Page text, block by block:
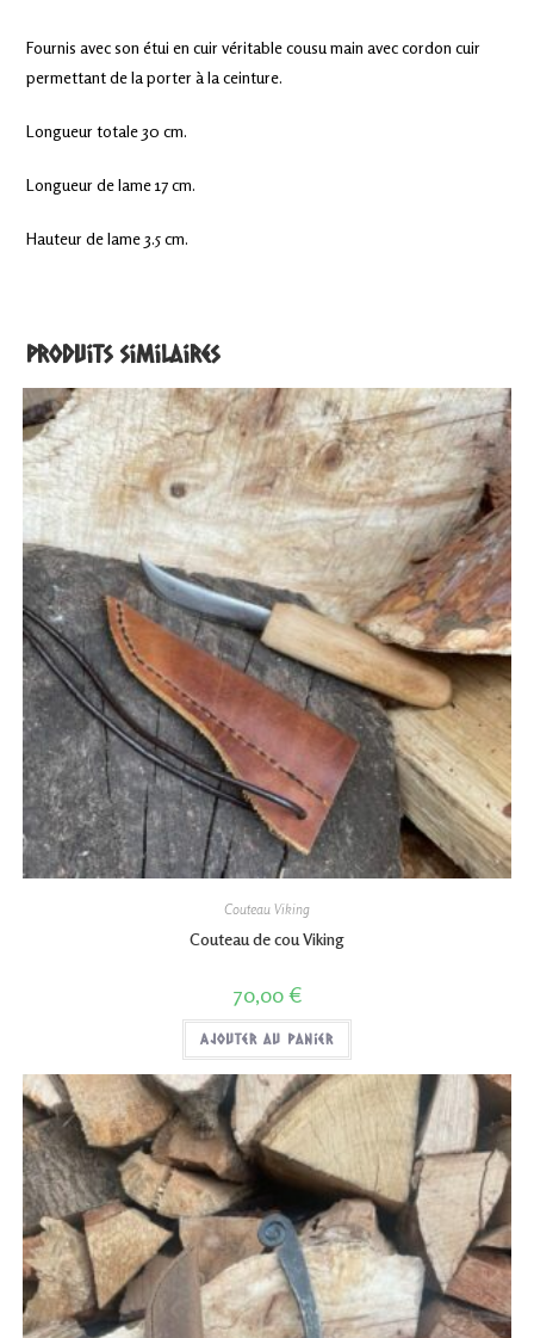
Fournis avec son étui en cuir véritable cousu main avec cordon cuir
permettant de la porter à la ceinture.
Longueur totale 30 cm.
Longueur de lame 17 cm.
Hauteur de lame 3.5 cm.
Produits similaires
Couteau Viking
Couteau de cou Viking
70,00€
Ajouter au panier